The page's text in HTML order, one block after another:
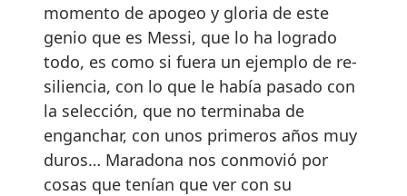
momento de apogeo y gloria de este
genio que es Messi, que lo ha logrado
todo, es como si fuera un ejemplo de re-
siliencia, con lo que le había pasado con
la selección, que no terminaba de
enganchar, con unos primeros años muy
duros… Maradona nos conmovió por
cosas que tenían que ver con su